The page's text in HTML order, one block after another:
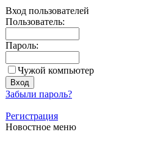
Вход пользователей
Пользователь:
Пароль:
Чужой компьютер
Забыли пароль?
Регистрация
Новостное меню